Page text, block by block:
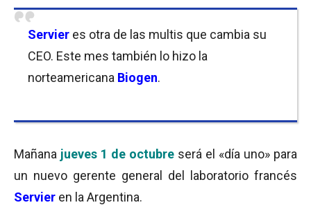
Servier es otra de las multis que cambia su
CEO. Este mes también lo hizo la
norteamericana Biogen.
Mañana jueves 1 de octubre será el «día uno» para
un nuevo gerente general del laboratorio francés
Servier en la Argentina.